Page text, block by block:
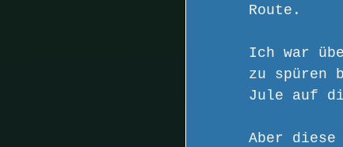
Route.
Ich war
zu spüren
Jule auf
Aber diese